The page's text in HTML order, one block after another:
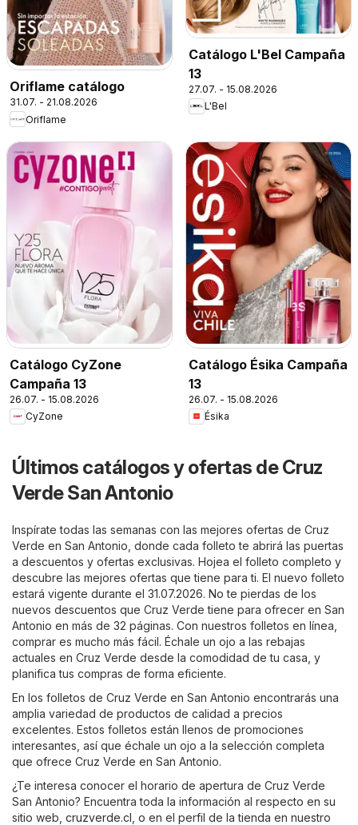
Oriflame catálogo
31.07. - 21.08.2026
Oriflame
Catálogo L'Bel Campaña
13
27.07. - 15.08.2026
L'Bel
Catálogo CyZone
Campaña 13
26.07. - 15.08.2026
CyZone
Catálogo Ésika Campaña
13
26.07. - 15.08.2026
Ésika
Últimos catálogos y ofertas de Cruz
Verde San Antonio
Inspírate todas las semanas con las mejores ofertas de Cruz
Verde en San Antonio, donde cada folleto te abrirá las puertas
a descuentos y ofertas exclusivas. Hojea el folleto completo y
descubre las mejores ofertas que tiene para ti. El nuevo folleto
estará vigente durante el 31.07.2026. No te pierdas de los
nuevos descuentos que Cruz Verde tiene para ofrecer en San
Antonio en más de 32 páginas. Con nuestros folletos en línea,
comprar es mucho más fácil. Échale un ojo a las rebajas
actuales en Cruz Verde desde la comodidad de tu casa, y
planifica tus compras de forma eficiente.
En los folletos de Cruz Verde en San Antonio encontrarás una
amplia variedad de productos de calidad a precios
excelentes. Estos folletos están llenos de promociones
interesantes, así que échale un ojo a la selección completa
que ofrece Cruz Verde en San Antonio.
¿Te interesa conocer el horario de apertura de Cruz Verde
San Antonio? Encuentra toda la información al respecto en su
sitio web, cruzverde.cl , o en el perfil de la tienda en nuestro